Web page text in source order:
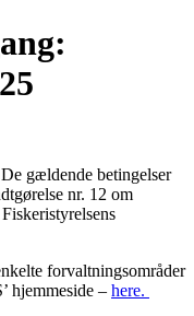
gældende betingelser
nr. 12 om
forvaltningsområder
hjemmeside – here.